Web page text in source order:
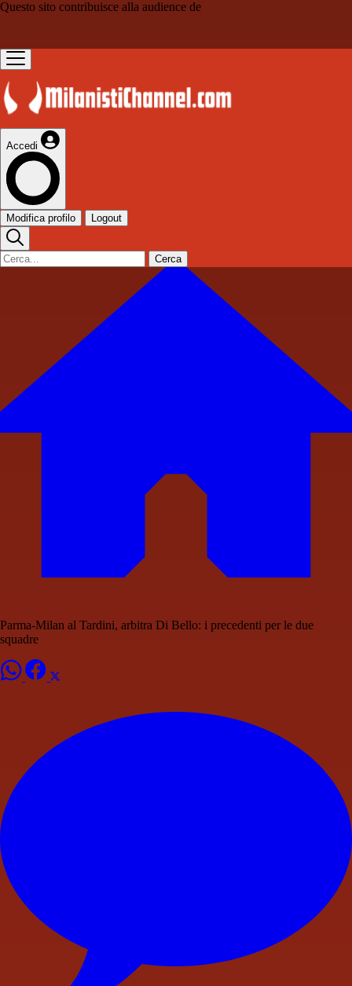
Questo sito contribuisce alla audience de
Accedi
Modifica profilo Logout
Cerca
Parma-Milan al Tardini, arbitra Di Bello: i precedenti per le due
squadre